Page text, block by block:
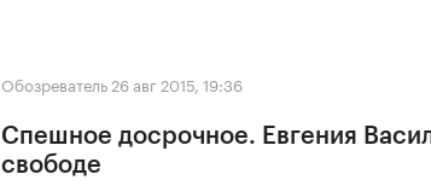
Обозреватель 26 авг 2015, 19:36
Спешное досрочное. Евгения
свободе